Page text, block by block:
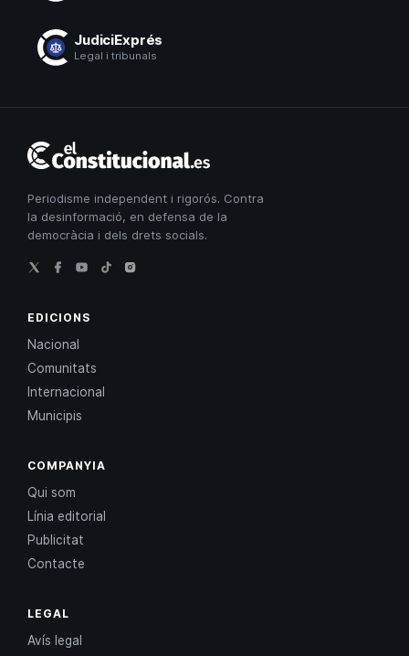
JudiciExprés
Legal i tribunals
Constitucional
Periodisme independent i rigorós. Contra
la desinformació, en defensa de la
democràcia i dels drets socials.
EDICIONS
Nacional
Comunitats
Internacional
Municipis
COMPANYIA
Qui som
Línia editorial
Publicitat
Contacte
LEGAL
Avís legal